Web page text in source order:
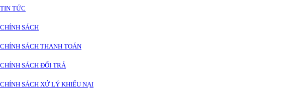
TIN TỨC
CHÍNH SÁCH
CHÍNH SÁCH THANH TOÁN
CHÍNH SÁCH ĐỔI TRẢ
CHÍNH SÁCH XỬ LÝ KHIẾU NẠI